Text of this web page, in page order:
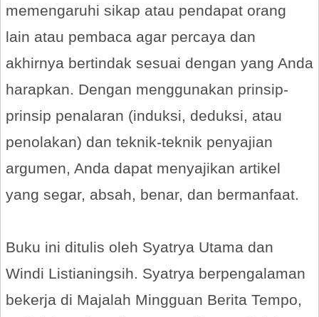
memengaruhi sikap atau pendapat orang
lain atau pembaca agar percaya dan
akhirnya bertindak sesuai dengan yang Anda
harapkan. Dengan menggunakan prinsip-
prinsip penalaran (induksi, deduksi, atau
penolakan) dan teknik-teknik penyajian
argumen, Anda dapat menyajikan artikel
yang segar, absah, benar, dan bermanfaat.
Buku ini ditulis oleh Syatrya Utama dan
Windi Listianingsih. Syatrya berpengalaman
bekerja di Majalah Mingguan Berita Tempo,